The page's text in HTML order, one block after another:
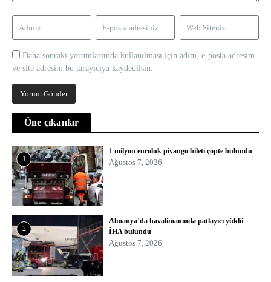
Daha sonraki yorumlarımda kullanılması için adım, e-posta adresim
ve site adresim bu tarayıcıya kaydedilsin.
Öne çıkanlar
1
1 milyon euroluk piyango bileti çöpte bulundu
Ağustos 7, 2026
2
Almanya’da havalimanında patlayıcı yüklü
İHA bulundu
Ağustos 7, 2026